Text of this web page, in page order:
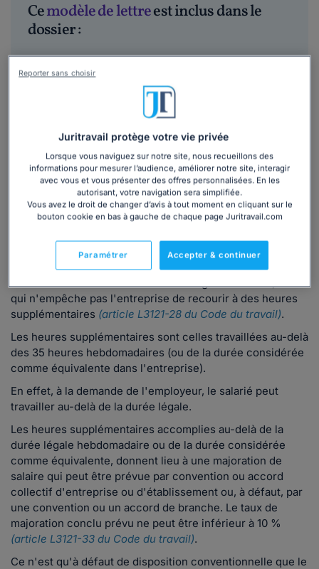
Cemodèle de lettreest inclus dans le
dossier :
heures supplémentaires
4,5/5
279 269 utilisateurs ont consulté ce dossier
Découvrirle dossier
Ce quedit la loi
La loi fixe une durée hebdomadaire légale de travail, ce
qui n'empêche pas l'entreprise de recourir à des heures
supplémentaires (article L3121-28 du Code du travail).
Les heures supplémentaires sont celles travaillées au-delà
des 35 heures hebdomadaires (ou de la durée considérée
comme équivalente dans l'entreprise).
En effet, à la demande de l'employeur, le salarié peut
travailler au-delà de la durée légale.
Les heures supplémentaires accomplies au-delà de la
durée légale hebdomadaire ou de la durée considérée
comme équivalente, donnent lieu à une majoration de
salaire qui peut être prévue par convention ou accord
collectif d'entreprise ou d'établissement ou, à défaut, par
une convention ou un accord de branche. Le taux de
majoration conclu prévu ne peut être inférieur à 10 %
(article L3121-33 du Code du travail).
Ce n'est qu'à défaut de disposition conventionnelle que le
Juritravail protège votre vie privée
Lorsque vous naviguez sur notre site, nous recueillons des
informations pour mesurer l’audience, améliorer notre site, interagir
avec vous et vous présenter des offres personnalisées. En les
autorisant, votre navigation sera simplifiée.
Vous avez le droit de changer d’avis à tout moment en cliquant sur le
bouton cookie en bas à gauche de chaque page Juritravail.com
Accepter & continuer
Paramétrer
Reporter sans choisir